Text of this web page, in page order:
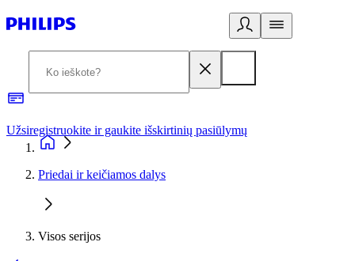
Užsiregistruokite ir gaukite išskirtinių pasiūlymų
Priedai ir keičiamos dalys
Visos serijos